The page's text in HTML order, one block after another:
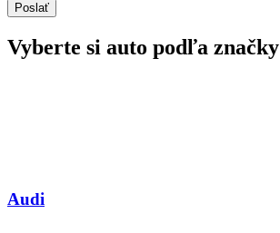
Poslať
Vyberte si auto podľa značky
Audi